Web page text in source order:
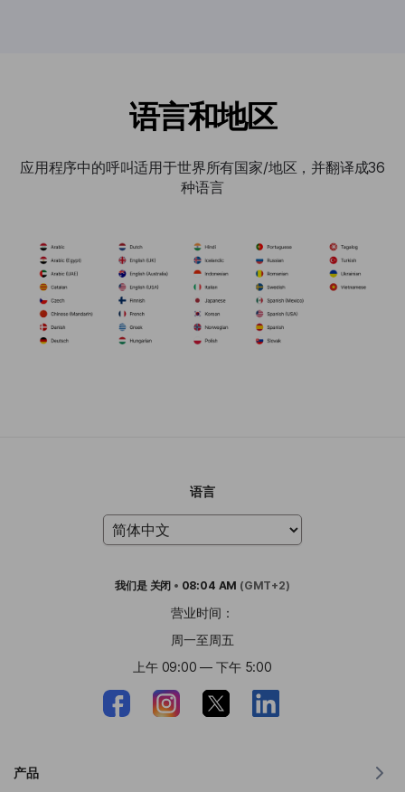
语言和地区
应用程序中的呼叫适用于世界所有国家/地区，并翻译成36
种语言
语言
我们是 关闭 • 08:04 AM (GMT+2)
营业时间：
周一至周五
上午 09:00 — 下午 5:00
产品